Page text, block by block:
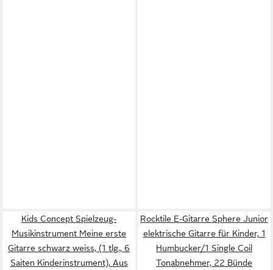
Kids Concept Spielzeug-
Musikinstrument Meine erste
Gitarre schwarz weiss, (1 tlg., 6
Saiten Kinderinstrument), Aus
Rocktile E-Gitarre Sphere Junior
elektrische Gitarre für Kinder, 1
Humbucker/1 Single Coil
Tonabnehmer, 22 Bünde